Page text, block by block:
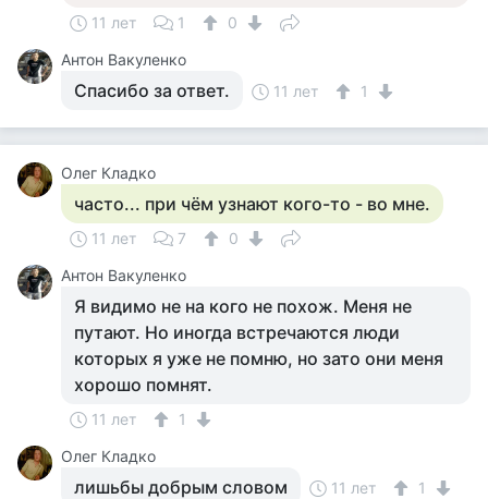
11 лет 1
0
Антон Вакуленко
Спасибо за ответ. 11 лет 1
Олег Кладко
часто... при чём узнают кого-то - во мне.
11 лет 7
0
Антон Вакуленко
Я видимо не на кого не похож. Меня не
путают. Но иногда встречаются люди
которых я уже не помню, но зато они меня
хорошо помнят.
11 лет
1
Олег Кладко
лишьбы добрым словом 11 лет 1